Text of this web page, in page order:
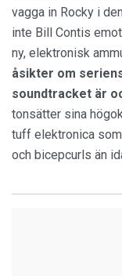
vagga in Rocky i
inte Bill Contis
ny, elektronisk
åsikter om
soundtracket är
tonsätter sina
tuff elektronica
och bicepcurls än